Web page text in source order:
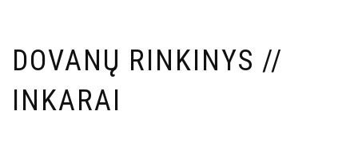
DOVANŲ RINKINYS //
INKARAI